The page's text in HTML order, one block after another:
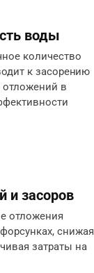
воды
количество
к засорению
в
и засоров
отложения
снижая
затраты на